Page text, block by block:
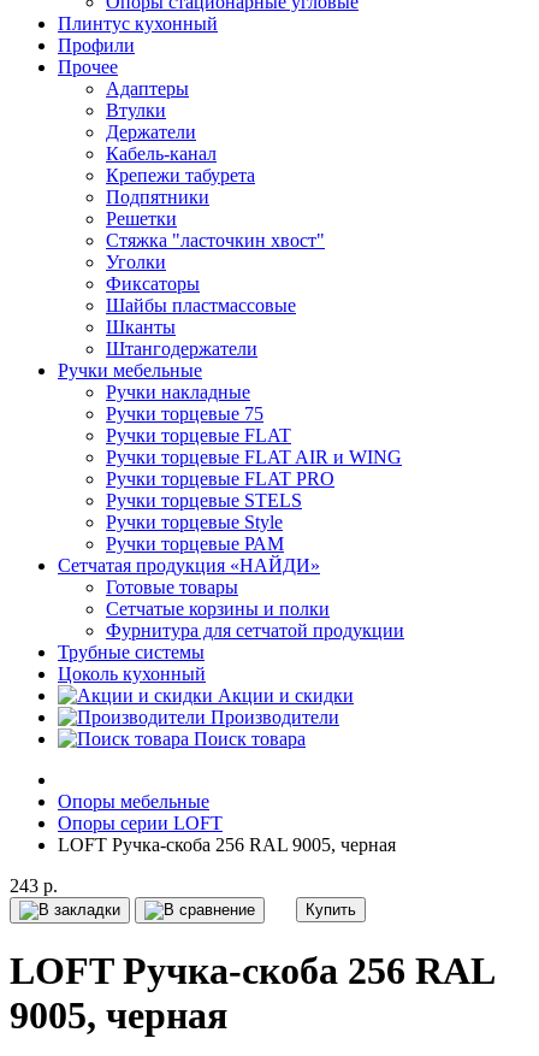
Плинтус кухонный
Профили
Прочее
Адаптеры
Втулки
Держатели
Кабель-канал
Крепежи табурета
Подпятники
Решетки
Стяжка "ласточкин хвост"
Уголки
Фиксаторы
Шайбы пластмассовые
Шканты
Штангодержатели
Ручки мебельные
Ручки накладные
Ручки торцевые 75
Ручки торцевые FLAT
Ручки торцевые FLAT AIR и WING
Ручки торцевые FLAT PRO
Ручки торцевые STELS
Ручки торцевые Style
Ручки торцевые РАМ
Сетчатая продукция «НАЙДИ»
Готовые товары
Сетчатые корзины и полки
Фурнитура для сетчатой продукции
Трубные системы
Цоколь кухонный
Акции и скидки
Производители
Поиск товара
Опоры мебельные
Опоры серии LOFT
LOFT Ручка-скоба 256 RAL 9005, черная
243 р.
Купить
LOFT Ручка-скоба 256 RAL
9005, черная